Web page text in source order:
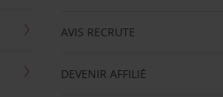
AVIS RECRUTE
DEVENIR AFFILIÉ